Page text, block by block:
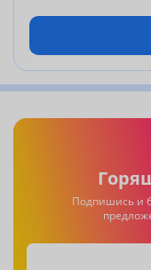
Подпишись и